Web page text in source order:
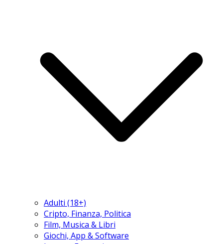
Adulti (18+)
Cripto, Finanza, Politica
Film, Musica & Libri
Giochi, App & Software